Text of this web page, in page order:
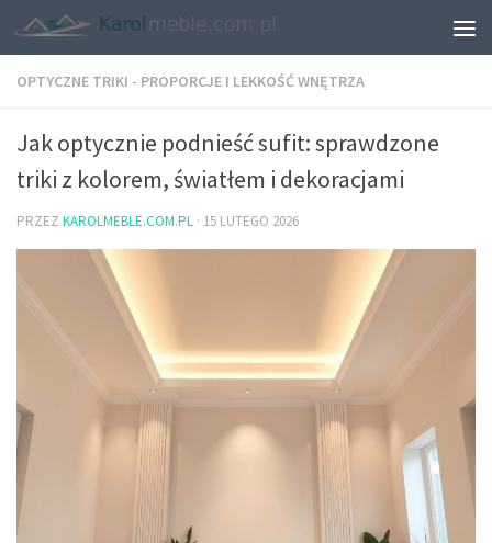
OPTYCZNE TRIKI - PROPORCJE I LEKKOŚĆ WNĘTRZA
Jak optycznie podnieść sufit: sprawdzone
triki z kolorem, światłem i dekoracjami
PRZEZ KAROLMEBLE.COM.PL · 15 LUTEGO 2026